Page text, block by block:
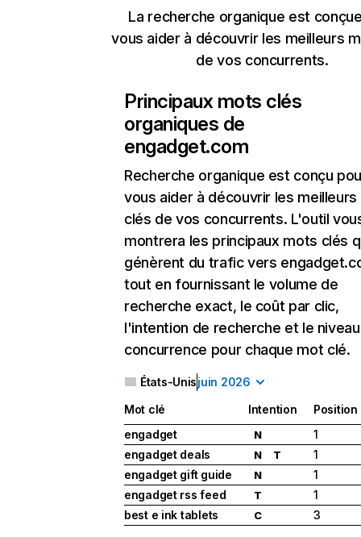
La recherche organique est
vous aider à découvrir les meilleurs
de vos concurrents.
Principaux mots clés
organiques de
engadget.com
Recherche organique est conçu
vous aider à découvrir les
clés de vos concurrents. L'outil
montrera les principaux mots clés
génèrent du trafic vers
tout en fournissant le volume de
recherche exact, le coût par clic,
l'intention de recherche et le
concurrence pour chaque mot clé.
États-Unisjuin 2026
Mot clé Intention
Position
engadget
N
1
engadget deals
N T
1
engadget gift guide
N
1
engadget rss feed
T
1
best e ink tablets
C 3